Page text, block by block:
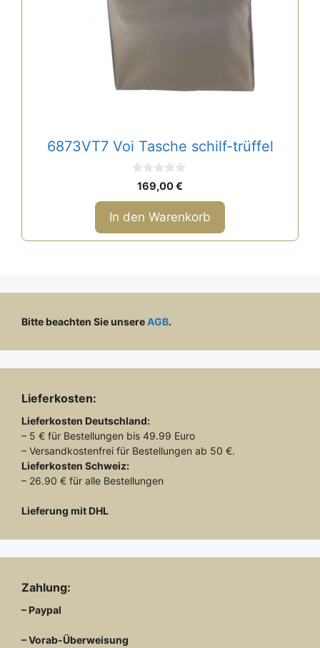
6873VT7 Voi Tasche schilf-trüffel
0
o
n
5
169,00€
In den Warenkorb
Bitte beachten Sie unsereAGB.
Lieferkosten:
Lieferkosten Deutschland:
– 5 € für Bestellungen bis 49.99 Euro
– Versandkostenfrei für Bestellungen ab 50 €.
Lieferkosten Schweiz:
– 26.90 € für alle Bestellungen
Lieferung mit DHL
Zahlung:
– Paypal
– Vorab-Überweisung